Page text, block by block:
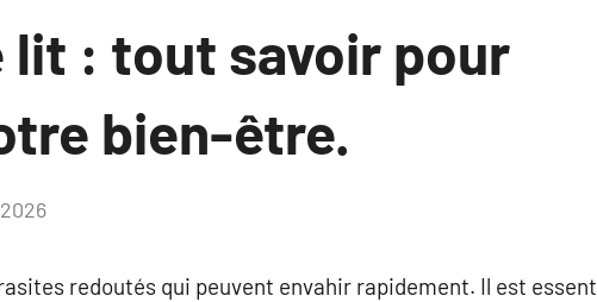
lit : tout savoir pour
bien-être.
redoutés qui peuvent envahir rapidement. Il est